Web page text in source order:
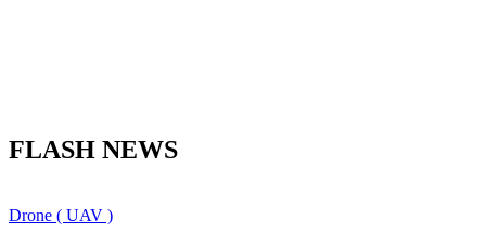
FLASH NEWS
Drone ( UAV )